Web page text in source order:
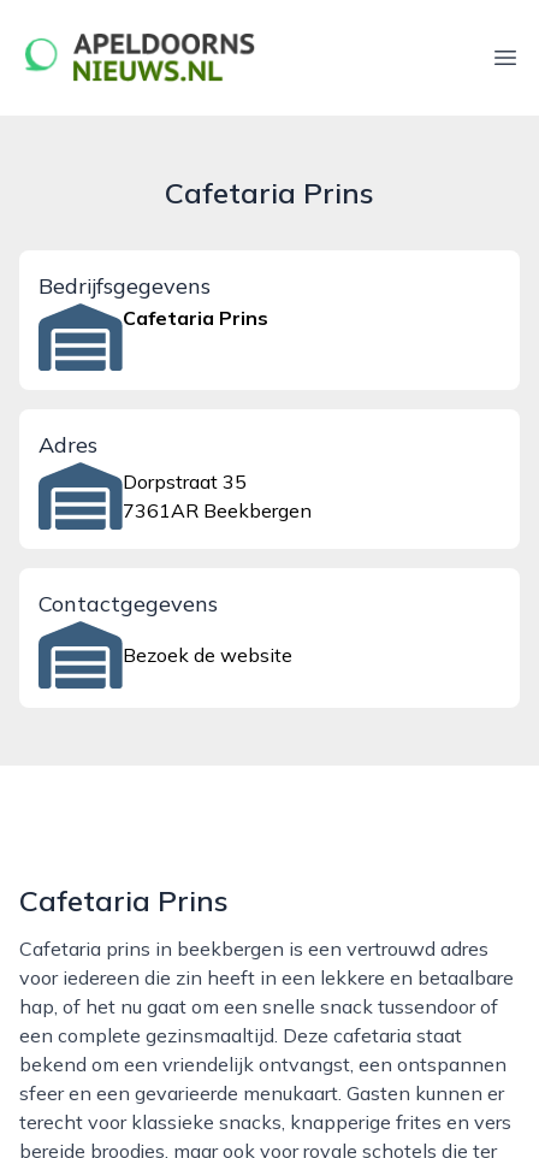
apeldoornsnieuws.nl
Cafetaria Prins
Bedrijfsgegevens
Cafetaria Prins
Adres
Dorpstraat 35
7361AR Beekbergen
Contactgegevens
Bezoek de website
Cafetaria Prins
Cafetaria prins in beekbergen is een vertrouwd adres
voor iedereen die zin heeft in een lekkere en betaalbare
hap, of het nu gaat om een snelle snack tussendoor of
een complete gezinsmaaltijd. Deze cafetaria staat
bekend om een vriendelijk ontvangst, een ontspannen
sfeer en een gevarieerde menukaart. Gasten kunnen er
terecht voor klassieke snacks, knapperige frites en vers
bereide broodjes, maar ook voor royale schotels die ter